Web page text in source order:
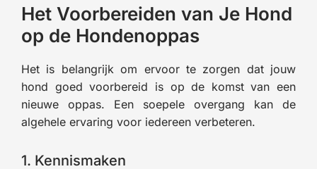
Het Voorbereiden van Je Hond
op de Hondenoppas
Het is belangrijk om ervoor te zorgen dat jouw
hond goed voorbereid is op de komst van een
nieuwe oppas. Een soepele overgang kan de
algehele ervaring voor iedereen verbeteren.
1. Kennismaken